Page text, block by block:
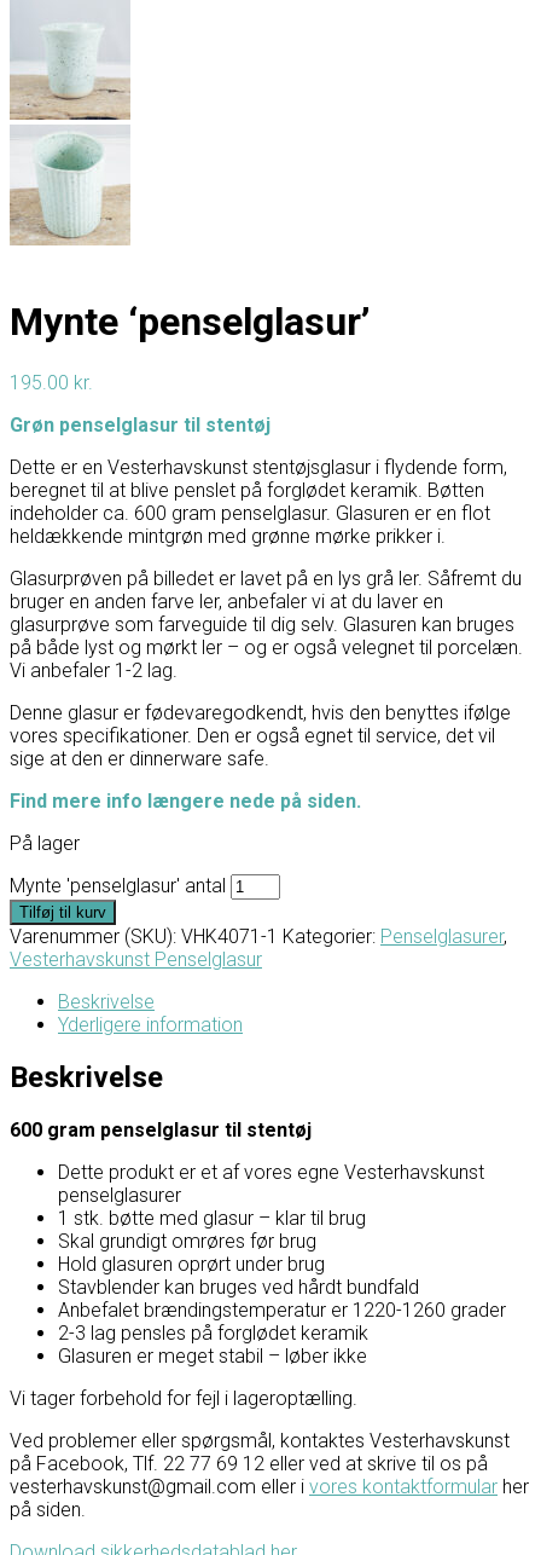
Mynte ‘penselglasur’
195.00 kr.
Grøn penselglasur til stentøj
Dette er en Vesterhavskunst stentøjsglasur i flydende form,
beregnet til at blive penslet på forglødet keramik. Bøtten
indeholder ca. 600 gram penselglasur. Glasuren er en flot
heldækkende mintgrøn med grønne mørke prikker i.
Glasurprøven på billedet er lavet på en lys grå ler. Såfremt du
bruger en anden farve ler, anbefaler vi at du laver en
glasurprøve som farveguide til dig selv. Glasuren kan bruges
på både lyst og mørkt ler – og er også velegnet til porcelæn.
Vi anbefaler 1-2 lag.
Denne glasur er fødevaregodkendt, hvis den benyttes ifølge
vores specifikationer. Den er også egnet til service, det vil
sige at den er dinnerware safe.
Find mere info længere nede på siden.
På lager
Mynte 'penselglasur' antal
Tilføj til kurv
Varenummer (SKU): VHK4071-1 Kategorier: Penselglasurer,
Vesterhavskunst Penselglasur
Beskrivelse
Yderligere information
Beskrivelse
600 gram penselglasur til stentøj
Dette produkt er et af vores egne Vesterhavskunst
penselglasurer
1 stk. bøtte med glasur – klar til brug
Skal grundigt omrøres før brug
Hold glasuren oprørt under brug
Stavblender kan bruges ved hårdt bundfald
Anbefalet brændingstemperatur er 1220-1260 grader
2-3 lag pensles på forglødet keramik
Glasuren er meget stabil – løber ikke
Vi tager forbehold for fejl i lageroptælling.
Ved problemer eller spørgsmål, kontaktes Vesterhavskunst
på Facebook, Tlf. 22 77 69 12 eller ved at skrive til os på
vesterhavskunst@gmail.com eller i vores kontaktformular her
på siden.